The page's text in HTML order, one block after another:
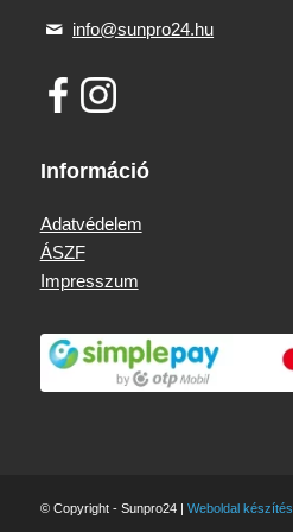
info@sunpro24.hu
Információ
Adatvédelem
ÁSZF
Impresszum
© Copyright - Sunpro24 | Weboldal készítés